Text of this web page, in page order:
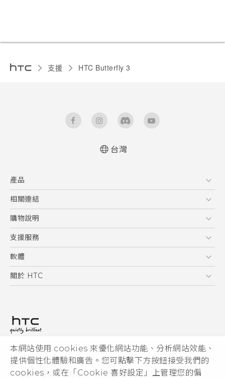
本網站使用 cookies 來優化網站功能、分析網站效能、
提供個性化體驗和廣告。您可點擊下方按鈕接受我們的
cookies，或在「Cookie 喜好設定」上管理您的偏
支援 HTC Butterfly 3‎
User manual
台灣
產品
5G
智慧型手機
配件
相關連結
HTC Research
購物說明
購物須知
訂單管理
付款方式
支援服務
到府收送維修服務
服務中心資訊
客戶服務佈告欄
軟體
應用程式
HTC Sync Manager
關於 HTC
投資人
隱私權政策
產品安全性
© 2011-2026 HTC Corporation
HTC 法律文件
宏達國際電子股份有限公司 | 統一編號16003518